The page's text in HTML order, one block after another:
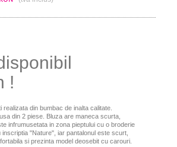
!
realizata din bumbac de inalta calitate.
din 2 piese. Bluza are maneca scurta,
infrumusetata in zona pieptului cu o broderie
"Nature", iar pantalonul este scurt,
si prezinta model deosebit cu carouri.